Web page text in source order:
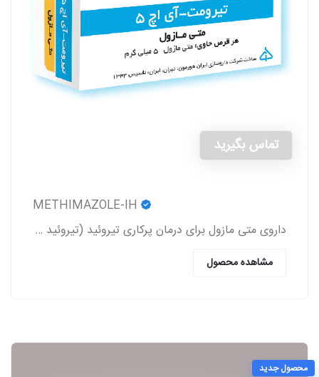
تماس بگیرید
داروی متی مازول برای درمان پرکاری تیروئید (تیروئید بیش از حد فعال) (Hyperthyroidism) به کار می‌رود.
مشاهده محصول
محصول جدید